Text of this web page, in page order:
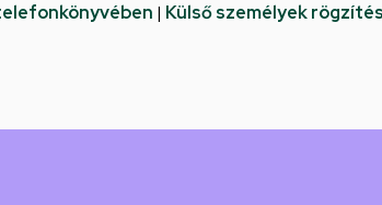
| Külső személyek